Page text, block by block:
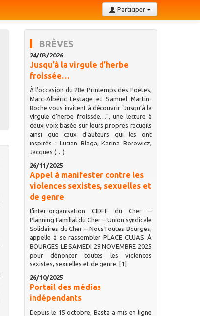
Participer
BRÈVES
24/03/2026
Jusqu’à la virgule d’herbe
froissée…
À l’occasion du 28e Printemps des Poètes,
Marc-Albéric Lestage et Samuel Martin-
Boche vous invitent à découvrir "Jusqu’à la
virgule d’herbe froissée…", une lecture à
deux voix basée sur leurs propres recueils
ainsi que ceux d’auteurs qui les ont
inspirés : Lucian Blaga, Karina Borowicz,
Jacques (…)
26/11/2025
Appel à manifester contre les
violences sexistes, sexuelles et
de genre
L’inter-organisation CIDFF du Cher –
Planning Familial du Cher – Union syndicale
Solidaires du Cher – NousToutes Bourges,
appelle à se rassembler PLACE CUJAS À
BOURGES LE SAMEDI 29 NOVEMBRE 2025
pour dénoncer toutes les violences
sexistes, sexuelles et de genre. [1]
26/10/2025
Portail des médias
indépendants
Depuis le 15 octobre, Basta a mis en ligne